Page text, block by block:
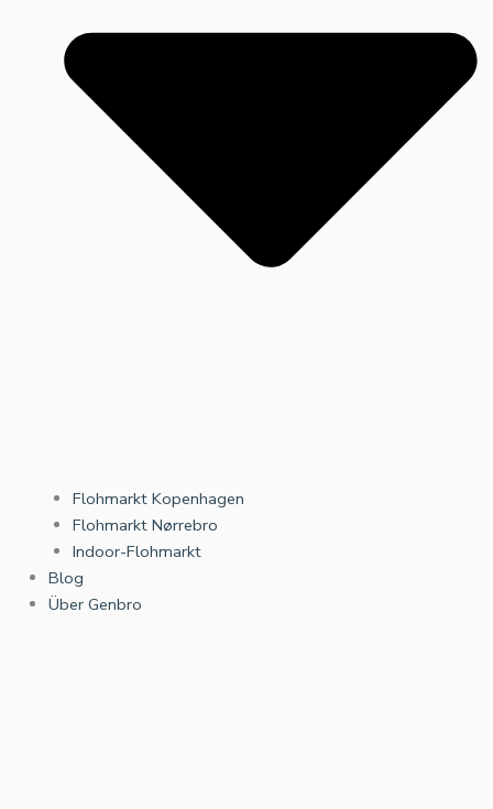
Flohmarkt Kopenhagen
Flohmarkt Nørrebro
Indoor-Flohmarkt
Blog
Über Genbro